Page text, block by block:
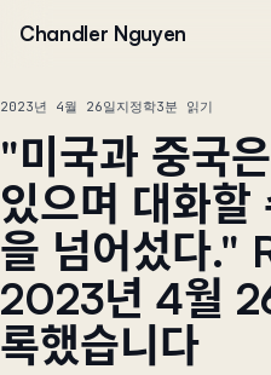
Chandler Nguyen
2023년 4월 26일지정학3분 읽기
"미국과 중국
있으며 대화할
을 넘어섰다."
2023년 4월
록했습니다